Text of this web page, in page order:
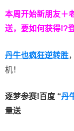
本周开始新朋友＋
送，要如何获得!?
丹牛也疯狂逆转胜，
机！
逐梦参赛!百度 “丹
量送